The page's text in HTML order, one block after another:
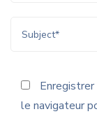
le navigateur